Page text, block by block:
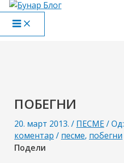
Пређи
на
садржај
Main
Menu
ПОБЕГНИ
20. март 2013. / ПЕСМЕ/ Од:
коментар / песме, побегни
Подели